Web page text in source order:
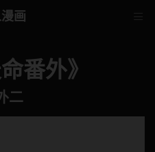
画
番外》
二